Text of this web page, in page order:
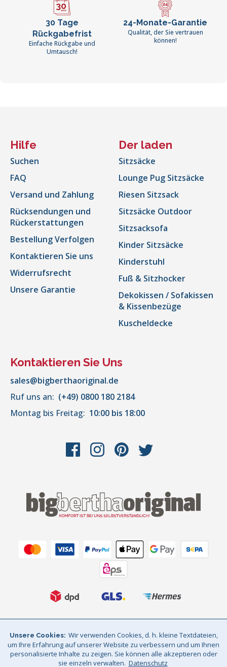
30 Tage
Rückgabefrist
Einfache Rückgabe und
Umtausch!
24-Monate-Garantie
Qualität, der Sie vertrauen
können!
Hilfe
Suchen
FAQ
Versand und Zahlung
Rücksendungen und
Rückerstattungen
Bestellung Verfolgen
Kontaktieren Sie uns
Widerrufsrecht
Unsere Garantie
Der laden
Sitzsäcke
Lounge Pug Sitzsäcke
Riesen Sitzsack
Sitzsäcke Outdoor
Sitzsacksofa
Kinder Sitzsäcke
Kinderstuhl
Fuß & Sitzhocker
Dekokissen / Sofakissen
& Kissenbezüge
Kuscheldecke
Kontaktieren Sie Uns
sales@bigberthaoriginal.de
Ruf uns an: (+49) 0800 180 2184
Montag bis Freitag: 10:00 bis 18:00
Sitemap
© Big Bertha Original 2026
Unsere Cookies
Wir verwenden Cookies, d. h. kleine Textdateien,
um Ihre Erfahrung auf unserer Website zu verbessern und um Ihnen
personalisierte Inhalte zu zeigen. Sie können alle akzeptieren oder
sie einzeln verwalten. Datenschutz